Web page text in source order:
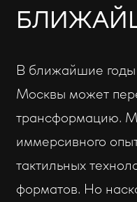
В ближайшие годы
Москвы может
трансформацию.
иммерсивного
тактильных
форматов. Но